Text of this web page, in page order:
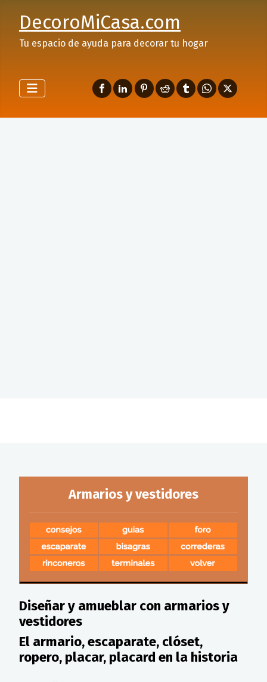
DecoroMiCasa.com
Tu espacio de ayuda para decorar tu hogar
Armarios y vestidores
Diseñar y amueblar con armarios y
vestidores
El armario, escaparate, clóset,
ropero, placar, placard en la historia